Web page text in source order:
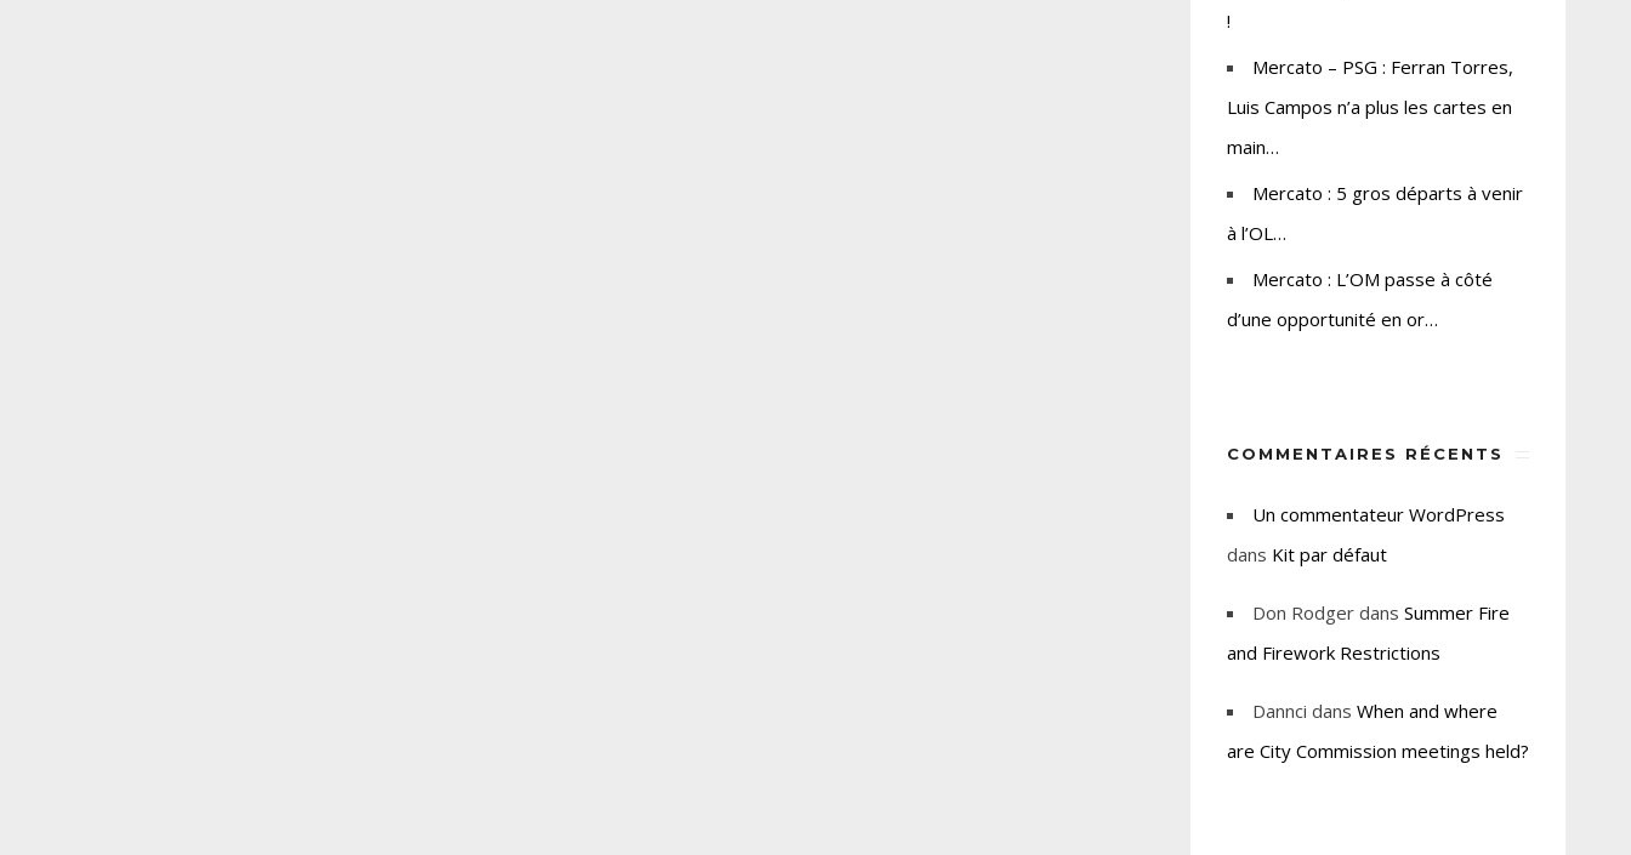
!
Mercato – PSG : Ferran Torres,
Luis Campos n’a plus les cartes en
main…
Mercato : 5 gros départs à venir
à l’OL…
Mercato : L’OM passe à côté
d’une opportunité en or…
COMMENTAIRES RÉCENTS
Un commentateur WordPress
dans Kit par défaut
Don Rodger dansSummer Fire
and Firework Restrictions
Dannci dansWhen and where
are City Commission meetings held?